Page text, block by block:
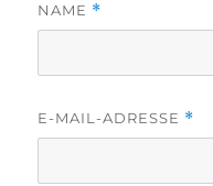
NAME *
E-MAIL-ADRESSE *